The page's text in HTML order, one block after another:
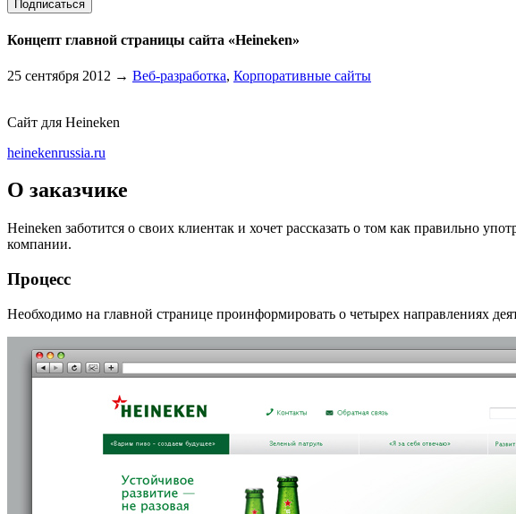
Концепт главной страницы сайта «Heineken»
25 сентября 2012 → Веб-разработка, Корпоративные сайты
Сайт для Heineken
heinekenrussia.ru
О заказчике
Heineken заботится о своих клиентак и хочет рассказать о том как правильно
компании.
Процесс
Необходимо на главной странице проинформировать о четырех направлениях